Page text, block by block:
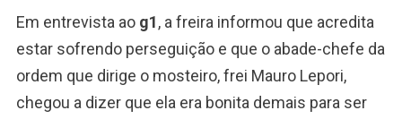
Em entrevista ao g1, a freira informou que acredita
estar sofrendo perseguição e que o abade-chefe da
ordem que dirige o mosteiro, frei Mauro Lepori,
chegou a dizer que ela era bonita demais para ser